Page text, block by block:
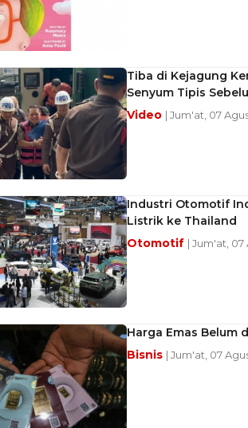
Tiba di Kejagung
Senyum Tipis
Video | Jum'at, 07
Industri Otomotif
Listrik ke Thailand
Otomotif | Jum'at, 07
Harga Emas Belum
Bisnis | Jum'at, 07